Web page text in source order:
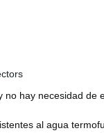
hay necesidad
al agua